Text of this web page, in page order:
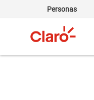
Personas